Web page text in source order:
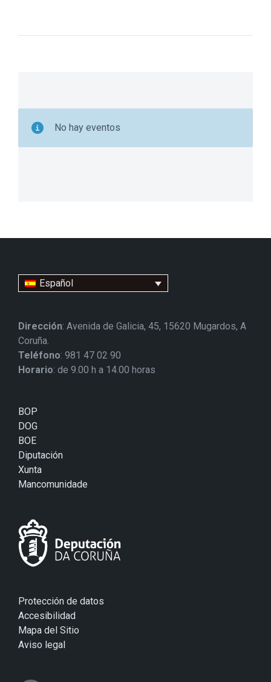
No hay eventos
Español
Dirección: Avenida de Galicia, 45, 15620 Mugardos, A
Coruña.
Teléfono: 981 47 02 90
Horario: de 9.00 h a 14.00 horas
BOP
DOG
BOE
Diputación
Xunta
Mancomunidade
Protección de datos
Accesibilidad
Mapa del Sitio
Aviso legal